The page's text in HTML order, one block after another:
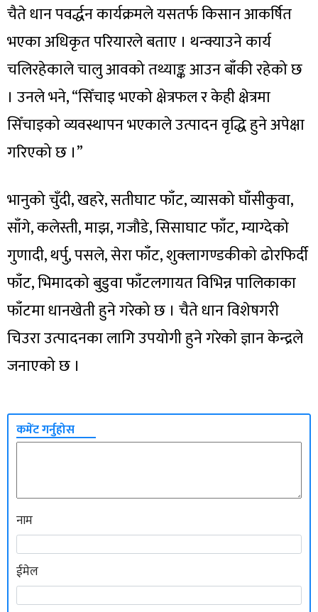
चैते धान पवर्द्धन कार्यक्रमले यसतर्फ किसान आकर्षित
भएका अधिकृत परियारले बताए । थन्क्याउने कार्य
चलिरहेकाले चालु आवको तथ्याङ्क आउन बाँकी रहेको छ
। उनले भने, “सिँचाइ भएको क्षेत्रफल र केही क्षेत्रमा
सिँचाइको व्यवस्थापन भएकाले उत्पादन वृद्धि हुने अपेक्षा
गरिएको छ ।”
भानुको चुँदी, खहरे, सतीघाट फाँट, व्यासको घाँसीकुवा,
साँगे, कलेस्ती, माझ, गजौडे, सिसाघाट फाँट, म्याग्देको
गुणादी, थर्पु, पसले, सेरा फाँट, शुक्लागण्डकीको ढोरफिर्दी
फाँट, भिमादको बुडुवा फाँटलगायत विभिन्न पालिकाका
फाँटमा धानखेती हुने गरेको छ । चैते धान विशेषगरी
चिउरा उत्पादनका लागि उपयोगी हुने गरेको ज्ञान केन्द्रले
जनाएको छ ।
कमेंट गर्नुहोस
नाम
ईमेल